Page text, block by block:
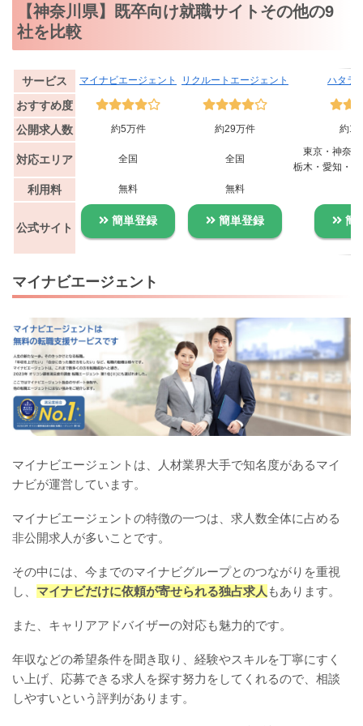
【神奈川県】既卒向け就職サイトその他の9
社を比較
サービス マイナビエージェント リクルートエージェント ハタラ
おすすめ度
公開求人数
約5万件 約29万件 約
対応エリア 全国 全国
東京・神奈
栃木・愛知・
利用料 無料 無料
公式サイト
簡単登録 簡単登録 簡
マイナビエージェント
マイナビエージェントは、人材業界大手で知名度があるマイ
ナビが運営しています。
マイナビエージェントの特徴の一つは、求人数全体に占める
非公開求人が多いことです。
その中には、今までのマイナビグループとのつながりを重視
し、 マイナビだけに依頼が寄せられる独占求人 もあります。
また、キャリアアドバイザーの対応も魅力的です。
年収などの希望条件を聞き取り、経験やスキルを丁寧にすく
い上げ、応募できる求人を探す努力をしてくれるので、相談
しやすいという評判があります。